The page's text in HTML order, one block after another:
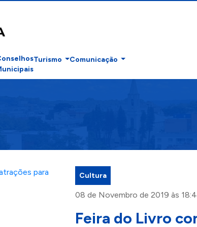
Turismo Comunicação
Cultura
08 de Novembro de 2019 às
Feira do Livro